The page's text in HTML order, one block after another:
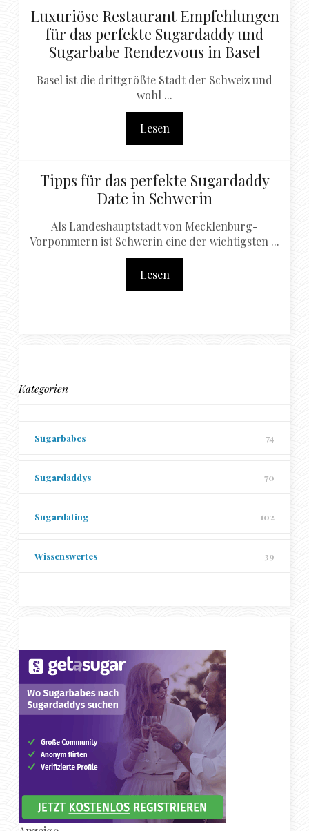
Luxuriöse Restaurant Empfehlungen
für das perfekte Sugardaddy und
Sugarbabe Rendezvous in Basel
Basel ist die drittgrößte Stadt der Schweiz und
wohl ...
Lesen
Tipps für das perfekte Sugardaddy
Date in Schwerin
Als Landeshauptstadt von Mecklenburg-
Vorpommern ist Schwerin eine der wichtigsten ...
Lesen
Kategorien
Sugarbabes 74
Sugardaddys 70
Sugardating 102
Wissenswertes 39